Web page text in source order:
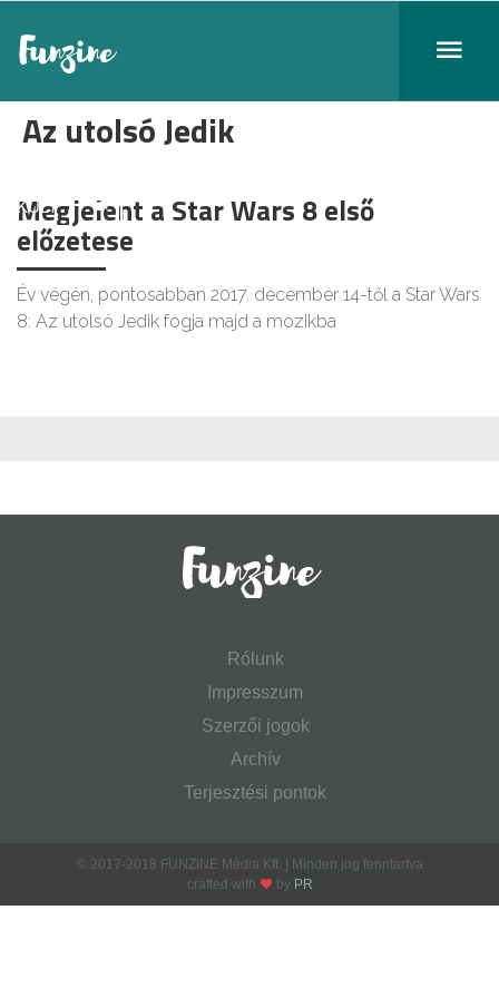
Az utolsó Jedik
KULT
Megjelent a Star Wars 8 első
előzetese
Év végén, pontosabban 2017. december 14-től a Star Wars
8: Az utolsó Jedik fogja majd a mozikba
Rólunk
Impresszum
Szerzői jogok
Archív
Terjesztési pontok
© 2017-2018 FUNZINE Média Kft. | Minden jog fenntartva
crafted with
by PR